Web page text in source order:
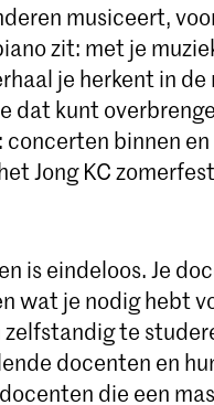
musiceert,
zit: met je
je herkent in
dat kunt
binnen
Jong KC
is eindeloos. Je
wat je nodig hebt
te
docenten en
die een